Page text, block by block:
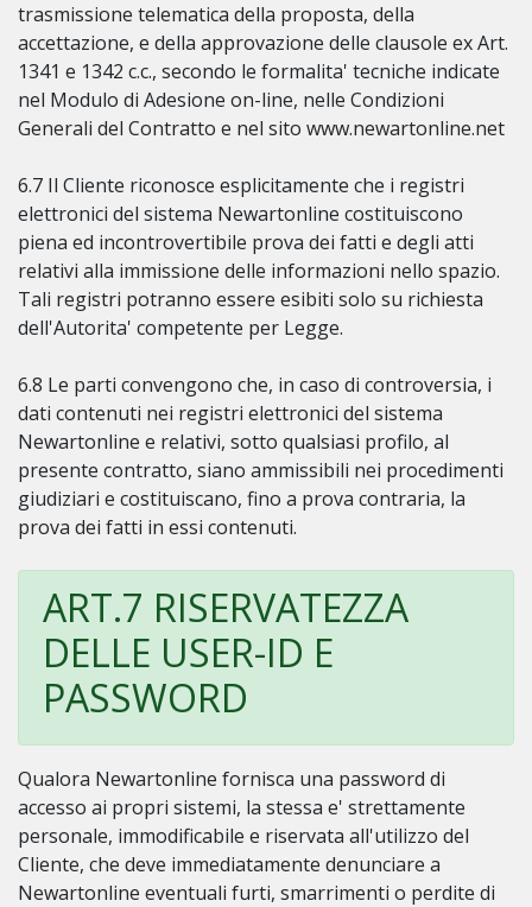
trasmissione telematica della proposta, della
accettazione, e della approvazione delle clausole ex Art.
1341 e 1342 c.c., secondo le formalita' tecniche indicate
nel Modulo di Adesione on-line, nelle Condizioni
Generali del Contratto e nel sito www.newartonline.net
6.7 Il Cliente riconosce esplicitamente che i registri
elettronici del sistema Newartonline costituiscono
piena ed incontrovertibile prova dei fatti e degli atti
relativi alla immissione delle informazioni nello spazio.
Tali registri potranno essere esibiti solo su richiesta
dell'Autorita' competente per Legge.
6.8 Le parti convengono che, in caso di controversia, i
dati contenuti nei registri elettronici del sistema
Newartonline e relativi, sotto qualsiasi profilo, al
presente contratto, siano ammissibili nei procedimenti
giudiziari e costituiscano, fino a prova contraria, la
prova dei fatti in essi contenuti.
ART.7 RISERVATEZZA
DELLE USER-ID E
PASSWORD
Qualora Newartonline fornisca una password di
accesso ai propri sistemi, la stessa e' strettamente
personale, immodificabile e riservata all'utilizzo del
Cliente, che deve immediatamente denunciare a
Newartonline eventuali furti, smarrimenti o perdite di